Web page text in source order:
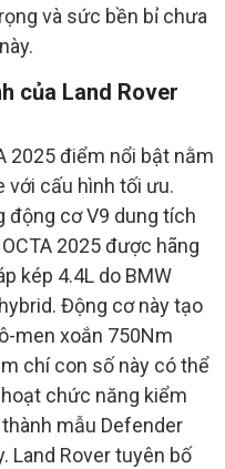
và sức bền bỉ chưa
của Land Rover
2025 điểm nổi bật nằm
với cấu hình tối ưu.
động cơ V9 dung tích
2025 được hãng
kép 4.4L do BMW
Động cơ này tạo
men xoắn 750Nm
chí con số này có thể
chức năng kiểm
mẫu Defender
Land Rover tuyên bố